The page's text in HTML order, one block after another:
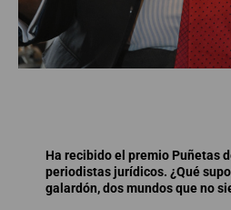
Ha recibido el premio Puñetas
periodistas jurídicos. ¿Qué
galardón, dos mundos que no